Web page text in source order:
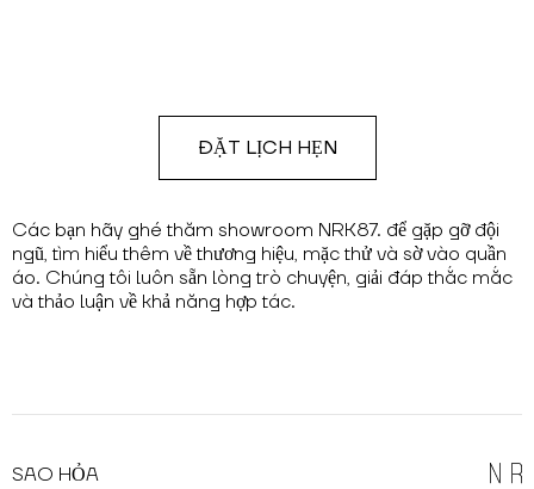
Các bạn hãy ghé thăm showroom NRK87. để gặp gỡ đội
ngũ, tìm hiểu thêm về thương hiệu, mặc thử và sờ vào quần
áo. Chúng tôi luôn sẵn lòng trò chuyện, giải đáp thắc mắc
và thảo luận về khả năng hợp tác.
ĐẶT LỊCH HẸN
SAO HỎA